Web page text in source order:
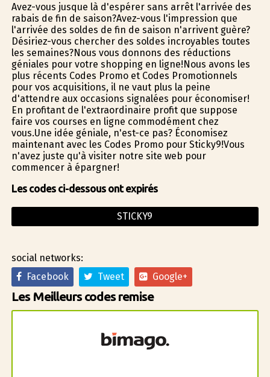
Avez-vous jusque là d'espérer sans arrêt l'arrivée des
rabais de fin de saison?Avez-vous l'impression que
l'arrivée des soldes de fin de saison n'arrivent guère?
Désiriez-vous chercher des soldes incroyables toutes
les semaines?Nous vous donnons des réductions
géniales pour votre shopping en ligne!Nous avons les
plus récents Codes Promo et Codes Promotionnels
pour vos acquisitions, il ne vaut plus la peine
d'attendre aux occasions signalées pour économiser!
En profitant de l'extraordinaire profit que suppose
faire vos courses en ligne commodément chez
vous.Une idée géniale, n'est-ce pas? Économisez
maintenant avec les Codes Promo pour Sticky9!Vous
n'avez juste qu'à visiter notre site web pour
commencer à épargner!
Les codes ci-dessous ont expirés
STICKY9
social networks:
Facebook
Tweet Google+
Les Meilleurs codes remise